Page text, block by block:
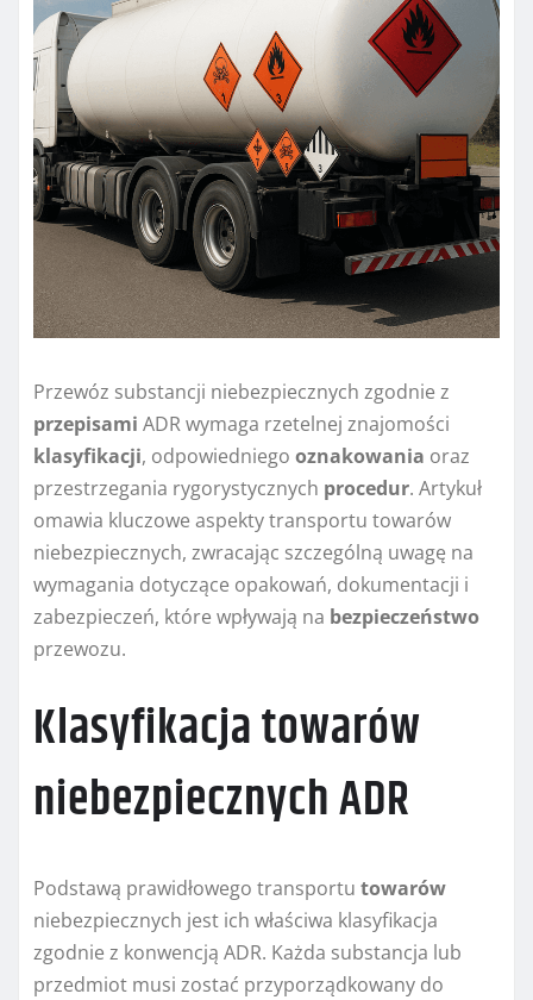
Przewóz substancji niebezpiecznych zgodnie z
przepisami ADR wymaga rzetelnej znajomości
klasyfikacji, odpowiedniego oznakowania oraz
przestrzegania rygorystycznych procedur. Artykuł
omawia kluczowe aspekty transportu towarów
niebezpiecznych, zwracając szczególną uwagę na
wymagania dotyczące opakowań, dokumentacji i
zabezpieczeń, które wpływają na bezpieczeństwo
przewozu.
Klasyfikacja towarów
niebezpiecznych ADR
Podstawą prawidłowego transportu towarów
niebezpiecznych jest ich właściwa klasyfikacja
zgodnie z konwencją ADR. Każda substancja lub
przedmiot musi zostać przyporządkowany do